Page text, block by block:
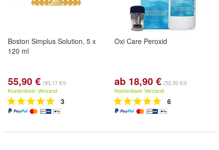
Boston Simplus Solution, 5 x
120 ml
55,90 € (93,17 €/l)
Kostenloser Versand
3
Oxi Care Peroxid
ab 18,90 € (52,50 €/l)
Kostenloser Versand
6